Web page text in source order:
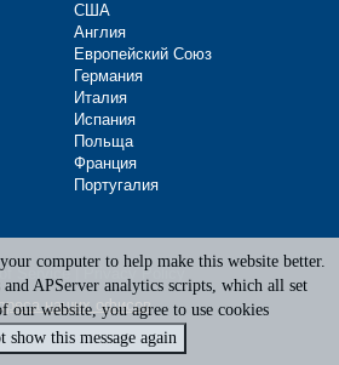
США
Англия
Европейский Союз
Германия
Италия
Испания
Польща
Франция
Португалия
of Service
Privacy Policy
наших офисов
computer to help make this website better.
APServer analytics scripts, which all set
our website, you agree to use cookies
show this message again